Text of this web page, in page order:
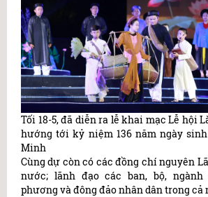
Tối 18-5, đã diễn ra lễ khai mạc Lễ hội
hướng tới kỷ niệm 136 năm ngày
Minh
Cùng dự còn có các đồng chí nguyên
nước; lãnh đạo các ban, bộ,
phương và đông đảo nhân dân trong cả